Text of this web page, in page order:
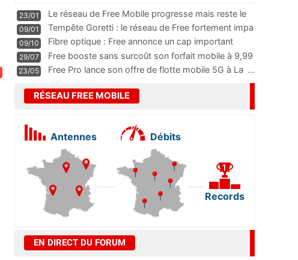
23/01
Le réseau de Free Mobile progresse mais reste le
m
...
09/01
Tempête Goretti : le réseau de Free fortement impa
09/10
Fibre optique : Free annonce un cap important
pass
...
29/07
Free booste sans surcoût son forfait mobile à 9,99
23/05 Free Pro lance son offre de flotte mobile 5G à La ...
RÉSEAU FREE MOBILE
Antennes Débits
Records
EN DIRECT DU FORUM